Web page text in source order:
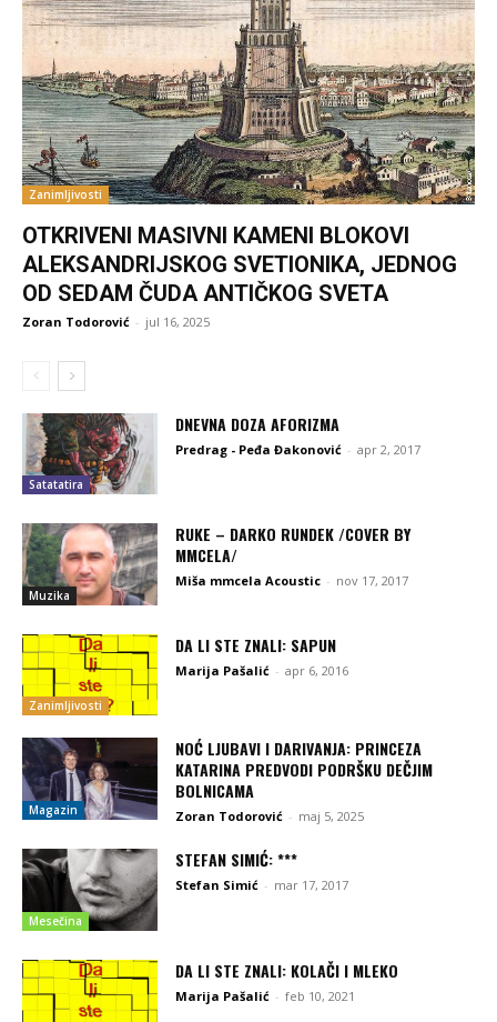
Zanimljivosti
OTKRIVENI MASIVNI KAMENI BLOKOVI
ALEKSANDRIJSKOG SVETIONIKA, JEDNOG
OD SEDAM ČUDA ANTIČKOG SVETA
Zoran Todorović - jul 16, 2025
Satatatira
DNEVNA DOZA AFORIZMA
Predrag - Peđa Đakonović - apr 2, 2017
Muzika
RUKE – DARKO RUNDEK /COVER BY
MMCELA/
Miša mmcela Acoustic - nov 17, 2017
Zanimljivosti
DA LI STE ZNALI: SAPUN
Marija Pašalić - apr 6, 2016
Magazin
NOĆ LJUBAVI I DARIVANJA: PRINCEZA
KATARINA PREDVODI PODRŠKU DEČJIM
BOLNICAMA
Zoran Todorović - maj 5, 2025
Mesečina
STEFAN SIMIĆ: ***
Stefan Simić - mar 17, 2017
DA LI STE ZNALI: KOLAČI I MLEKO
Marija Pašalić - feb 10, 2021